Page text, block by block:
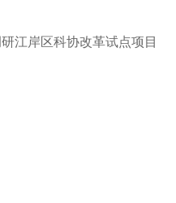
江岸区科协改革试点项目